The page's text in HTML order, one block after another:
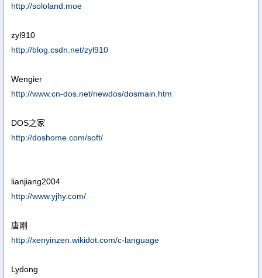
http://sololand.moe
zyl910
http://blog.csdn.net/zyl910
Wengier
http://www.cn-dos.net/newdos/dosmain.htm
DOS之家
http://doshome.com/soft/
lianjiang2004
http://www.yjhy.com/
唐刚
http://xenyinzen.wikidot.com/c-language
Lydong